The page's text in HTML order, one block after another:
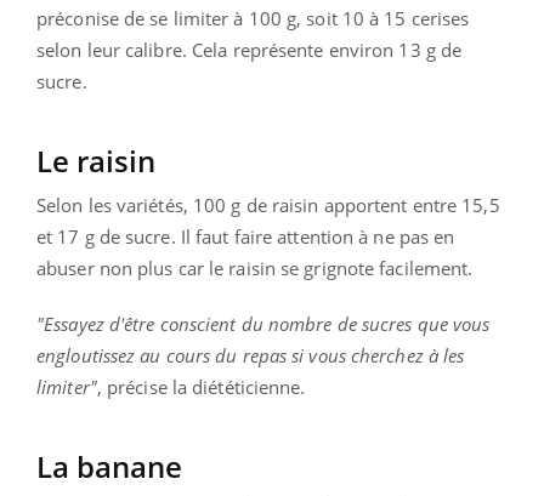
préconise de se limiter à 100 g, soit 10 à 15 cerises
selon leur calibre. Cela représente environ 13 g de
sucre.
Le raisin
Selon les variétés, 100 g de raisin apportent entre 15,5
et 17 g de sucre. Il faut faire attention à ne pas en
abuser non plus car le raisin se grignote facilement.
"Essayez d'être conscient du nombre de sucres que vous
engloutissez au cours du repas si vous cherchez à les
limiter", précise la diététicienne.
La banane